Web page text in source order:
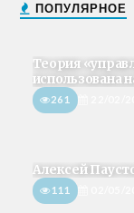
ПОПУЛЯРНОЕ
Теория
использована
261
Алексей
111